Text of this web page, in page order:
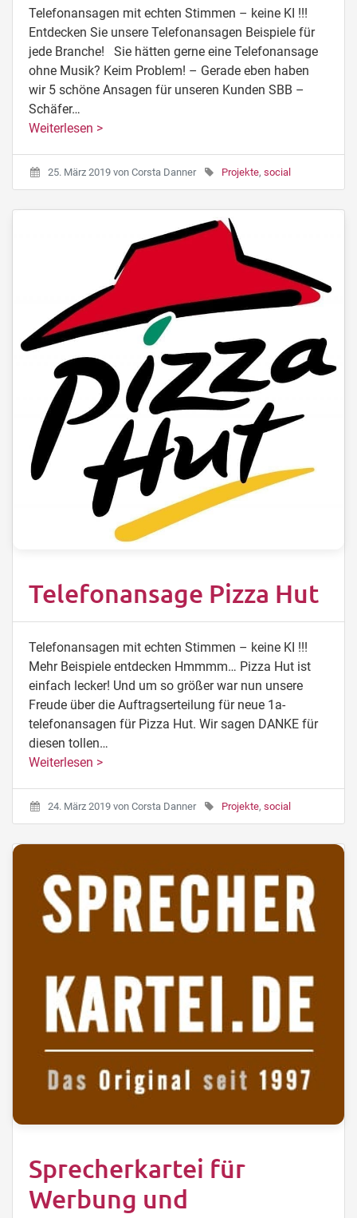
Telefonansagen mit echten Stimmen – keine KI !!!
Entdecken Sie unsere Telefonansagen Beispiele für
jede Branche! Sie hätten gerne eine Telefonansage
ohne Musik? Keim Problem! – Gerade eben haben
wir 5 schöne Ansagen für unseren Kunden SBB –
Schäfer…
Weiterlesen >
25. März 2019 von Corsta Danner Projekte, social
Telefonansage Pizza Hut
Telefonansagen mit echten Stimmen – keine KI !!!
Mehr Beispiele entdecken Hmmmm… Pizza Hut ist
einfach lecker! Und um so größer war nun unsere
Freude über die Auftragserteilung für neue 1a-
telefonansagen für Pizza Hut. Wir sagen DANKE für
diesen tollen…
Weiterlesen >
24. März 2019 von Corsta Danner Projekte, social
Sprecherkartei für
Werbung und